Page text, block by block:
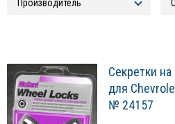
Секретки на
для
№ 24157